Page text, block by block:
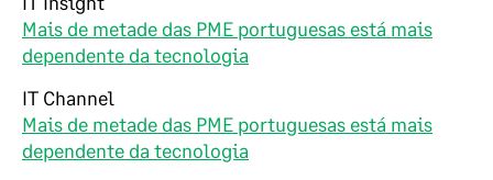
Mais de metade das PME portuguesas está mais
dependente da tecnologia
IT Channel
Mais de metade das PME portuguesas está mais
dependente da tecnologia